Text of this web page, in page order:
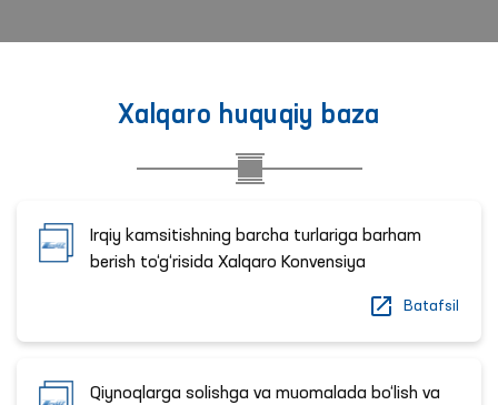
Xalqaro huquqiy baza
Irqiy kamsitishning barcha turlariga barham
berish to‘g‘risida Xalqaro Konvensiya
Batafsil
Qiynoqlarga solishga va muomalada bo‘lish va